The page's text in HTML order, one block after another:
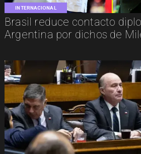
INTERNACIONAL
Brasil reduce contacto
Argentina por dichos de